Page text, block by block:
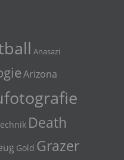
Anasazi
Arizona
Death
Gold Grazer